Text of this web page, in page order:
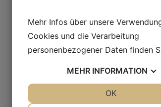
Mehr Infos über unsere
Cookies und die Verarbeitung
personenbezogener Daten finden
MEHR INFORMATION
OK